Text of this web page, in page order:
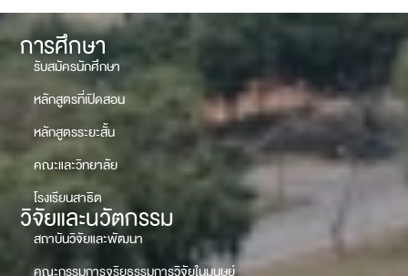
การศึกษา
รับสมัครนักศึกษา
หลักสูตรที่เปิดสอน
หลักสูตรระยะสั้น
คณะและวิทยาลัย
โรงเรียนสาธิต
วิจัยและนวัตกรรม
สถาบันวิจัยและพัฒนา